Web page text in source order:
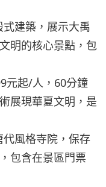
建築，展示大禹
明的核心景點，包
元起/人，60分鐘
展現華夏文明，是
風格寺院，保存
包含在景區門票